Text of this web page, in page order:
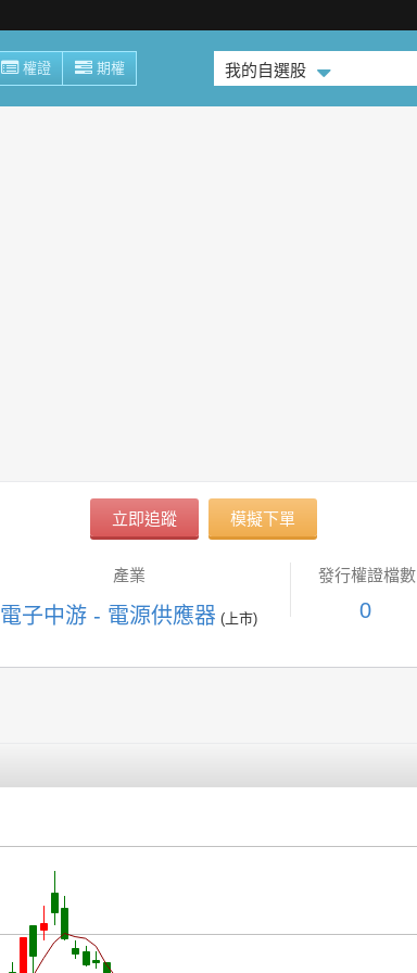
權證 期權 我的自選股
立即追蹤 模擬下單
產業
電子中游 - 電源供應器 (上市)
發行權證檔數
0